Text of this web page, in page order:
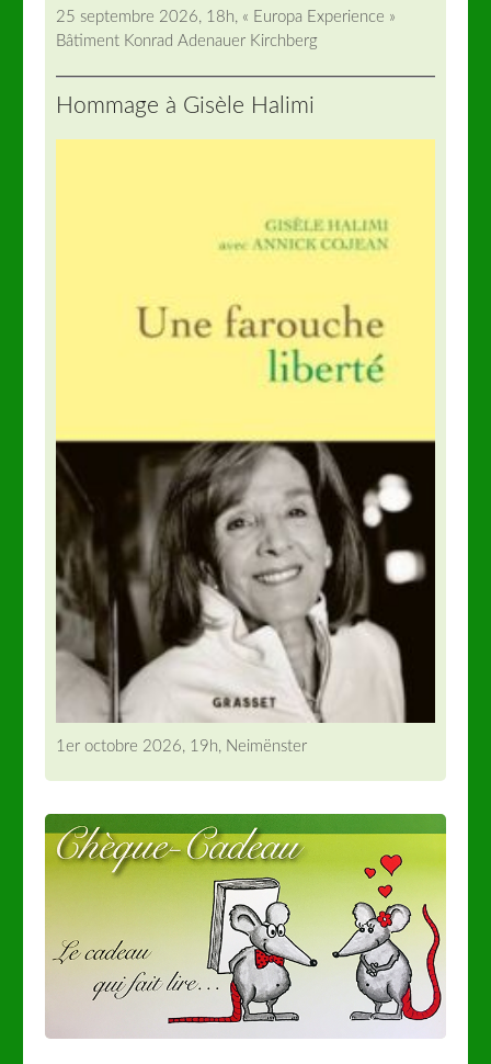
25 septembre 2026, 18h, « Europa Experience »
Bâtiment Konrad Adenauer Kirchberg
Hommage à Gisèle Halimi
1er octobre 2026, 19h, Neimënster